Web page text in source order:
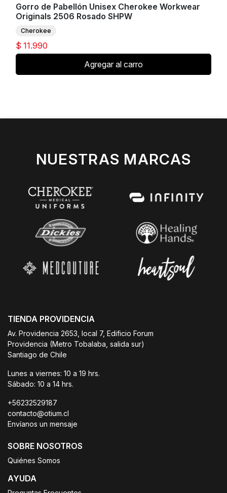
Gorro de Pabellón Unisex Cherokee Workwear
Originals 2506 Rosado SHPW
Cherokee
$ 11.990
Agregar al carro
NUESTRAS MARCAS
TIENDA PROVIDENCIA
Av. Providencia 2653, local 7, Edificio Forum
Providencia (Metro Tobalaba, salida sur)
Santiago de Chile
Lunes a viernes: 10 a 19 hrs.
Sábado: 10 a 14 hrs.
+56232529187
contacto@otium.cl
Envíanos un mensaje
SOBRE NOSOTROS
Quiénes Somos
AYUDA